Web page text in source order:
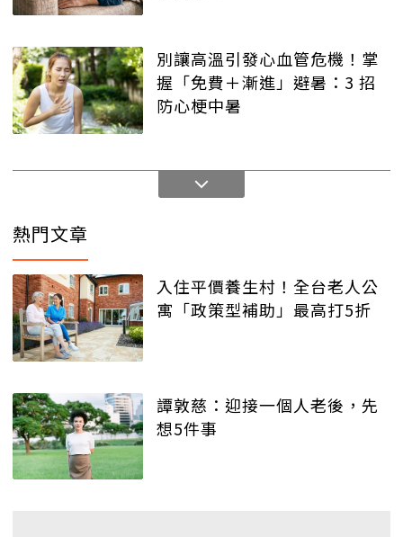
別讓高溫引發心血管危機！掌
握「免費＋漸進」避暑：3 招
防心梗中暑
熱門文章
入住平價養生村！全台老人公
寓「政策型補助」最高打5折
譚敦慈：迎接一個人老後，先
想5件事